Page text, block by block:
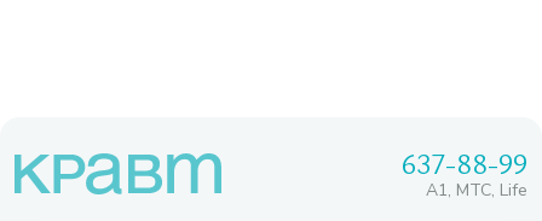
637-88-99
A1, МТС, Life